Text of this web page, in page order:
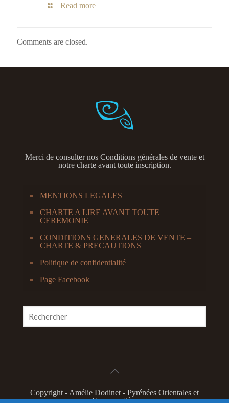
Read more
Comments are closed.
Merci de consulter nos Conditions générales de vente et
notre charte avant toute inscription.
MENTIONS LEGALES
CHARTE A LIRE AVANT TOUTE
CEREMONIE
CONDITIONS GENERALES DE VENTE –
CHARTE & PRECAUTIONS
Politique de confidentialité
Page Facebook
Copyright - Amélie Dodinet - Pyrénées Orientales et
France entière